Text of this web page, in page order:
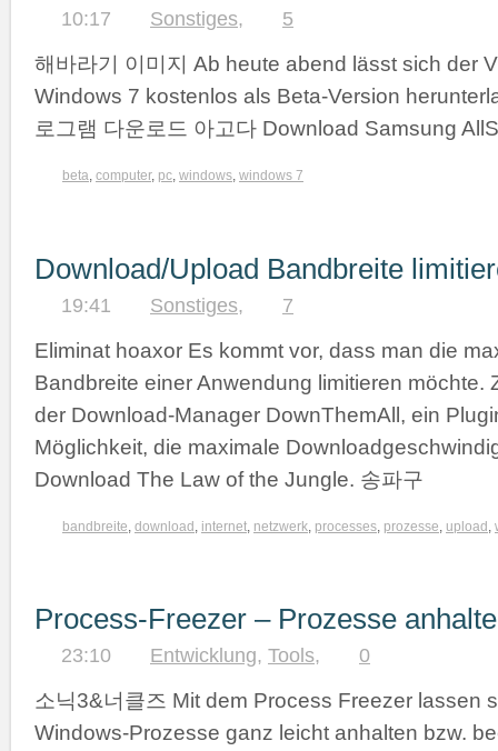
10:17 Sonstiges, 5
해바라기 이미지 Ab heute abend lässt sich der
Windows 7 kostenlos als Beta-Version
로그램 다운로드 아고다 Download Samsung
beta, computer, pc, windows, windows 7
Download/Upload Bandbreite
19:41 Sonstiges, 7
Eliminat hoaxor Es kommt vor, dass man die
Bandbreite einer Anwendung limitieren möchte.
der Download-Manager DownThemAll, ein
Möglichkeit, die maximale
Download The Law of the Jungle. 송파구
bandbreite download internet netzwerk processes prozesse upload
Process-Freezer – Prozesse
23:10 Entwicklung, Tools, 0
소닉3&너클즈 Mit dem Process Freezer lassen
Windows-Prozesse ganz leicht anhalten bzw.